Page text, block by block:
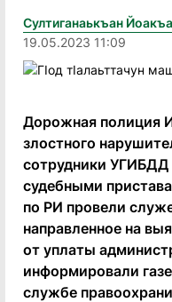
Султиганаькъан
19.05.2023 11:09
Дорожная полиция
злостного
сотрудники
судебными
по РИ провели
направленное на
от уплаты
информировали
службе